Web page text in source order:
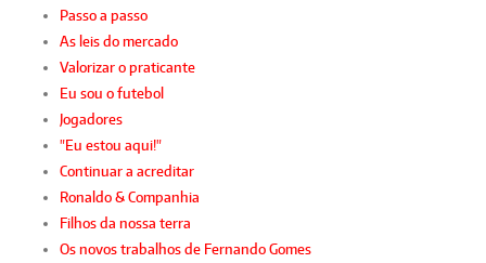
Passo a passo
As leis do mercado
Valorizar o praticante
Eu sou o futebol
Jogadores
"Eu estou aqui!"
Continuar a acreditar
Ronaldo & Companhia
Filhos da nossa terra
Os novos trabalhos de Fernando Gomes